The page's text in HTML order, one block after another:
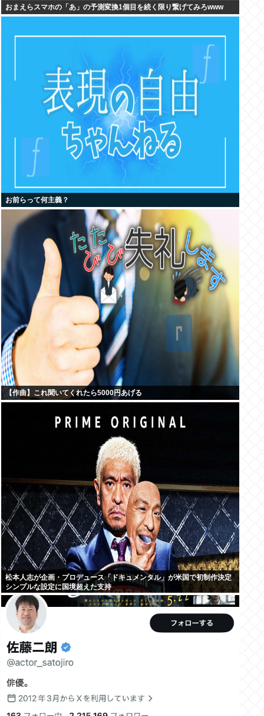
おまえらスマホの「あ」の予測変換1個目を続く限り繋げてみろwww
お前らって何主義？
【作曲】これ聞いてくれたら5000円あげる
松本人志が企画・プロデュース「ドキュメンタル」が米国で初制作決定
シンプルな設定に国境超えた支持